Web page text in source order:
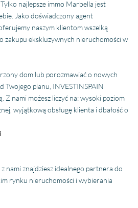
najlepsze immo Marbella jest
Jako doświadczony agent
naszym klientom wszelką
zakupu ekskluzywnych nieruchomości w
dom lub porozmawiać o nowych
Twojego planu, INVESTINSPAIN
Z nami możesz liczyć na: wysoki poziom
wyjątkową obsługę klienta i dbałość o
nami znajdziesz idealnego partnera do
rynku nieruchomości i wybierania